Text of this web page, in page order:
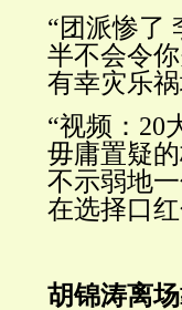
“团派惨了
半不会令
有幸灾乐
“视频：20
毋庸置疑
不示弱地
在选择口
胡锦涛离